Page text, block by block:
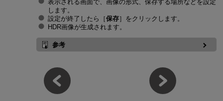
表示される画面で、画像の形式、保存する場所などを設定
します。
設定が終了したら［保存］をクリックします。
HDR画像が生成されます。
参考